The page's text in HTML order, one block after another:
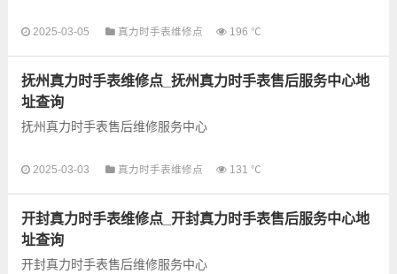
以下是古锋网为您整理的哈尔滨真力时手表售后服务网点和优质
2025-03-05 真力时手表维修点 196 ℃
抚州真力时手表维修点_抚州真力时手表售后服务中心地
址查询
抚州真力时手表售后维修服务中心
以下是古锋网为您整理的抚州真力时手表售后服务网点和优质维
2025-03-03 真力时手表维修点 131 ℃
开封真力时手表维修点_开封真力时手表售后服务中心地
址查询
开封真力时手表售后维修服务中心